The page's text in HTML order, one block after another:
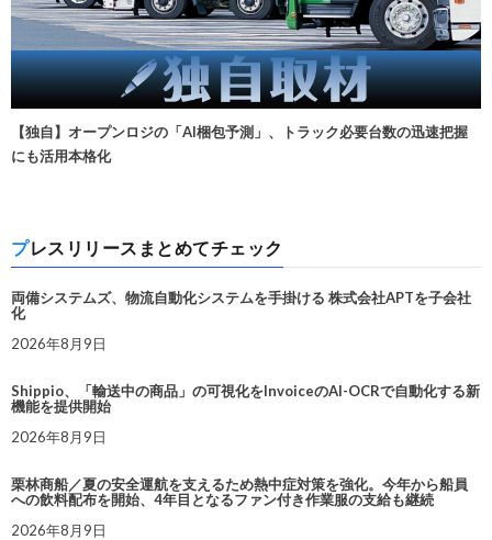
【独自】オープンロジの「AI梱包予測」、トラック必要台数の迅速把握
にも活用本格化
プレスリリースまとめてチェック
両備システムズ、物流自動化システムを手掛ける 株式会社APTを子会社
化
2026年8月9日
Shippio、「輸送中の商品」の可視化をInvoiceのAI-OCRで自動化する新
機能を提供開始
2026年8月9日
栗林商船／夏の安全運航を支えるため熱中症対策を強化。今年から船員
への飲料配布を開始、4年目となるファン付き作業服の支給も継続
2026年8月9日